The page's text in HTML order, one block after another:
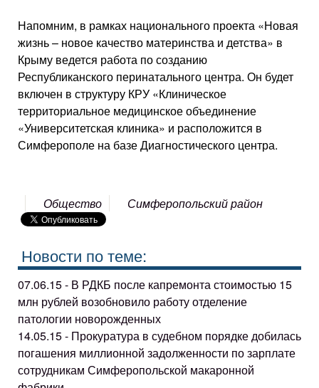
Напомним, в рамках национального проекта «Новая
жизнь – новое качество материнства и детства» в
Крыму ведется работа по созданию
Республиканского перинатального центра. Он будет
включен в структуру КРУ «Клиническое
территориальное медицинское объединение
«Университетская клиника» и расположится в
Симферополе на базе Диагностического центра.
Общество Симферопольский район
Новости по теме:
07.06.15 - В РДКБ после капремонта стоимостью 15
млн рублей возобновило работу отделение
патологии новорожденных
14.05.15 - Прокуратура в судебном порядке добилась
погашения миллионной задолженности по зарплате
сотрудникам Симферопольской макаронной